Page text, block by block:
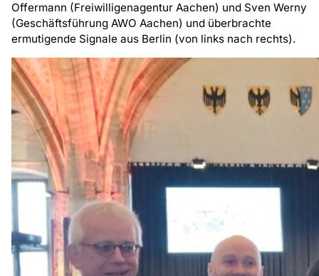
Offermann (Freiwilligenagentur Aachen) und Sven Werny
(Geschäftsführung AWO Aachen) und überbrachte
ermutigende Signale aus Berlin (von links nach rechts).